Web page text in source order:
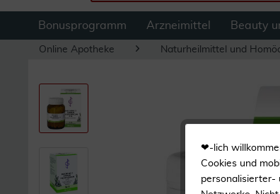
Bonusprogramm Arzneimittel Beauty
Online Apotheke Naturheilmittel und
❤-lich
Cookies und
personalisierter-